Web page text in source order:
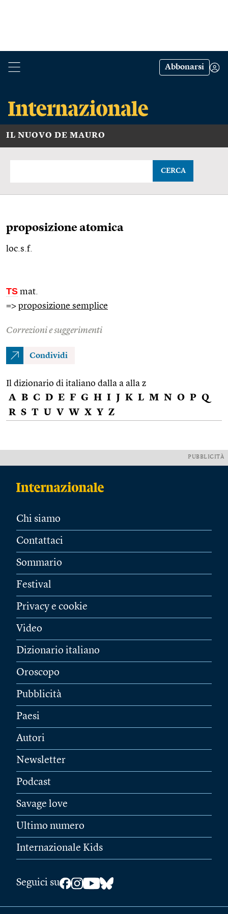
Abbonarsi
IL NUOVO DE MAURO
CERCA
proposizione atomica
loc.s.f.
TS mat.
=> proposizione semplice
Correzioni e suggerimenti
Condividi
Il dizionario di italiano dalla a alla z
A B C D E F G H I J K L M N O P Q
R S T U V W X Y Z
PUBBLICITÀ
Chi siamo
Contattaci
Sommario
Festival
Privacy e cookie
Video
Dizionario italiano
Oroscopo
Pubblicità
Paesi
Autori
Newsletter
Podcast
Savage love
Ultimo numero
Internazionale Kids
Seguici su